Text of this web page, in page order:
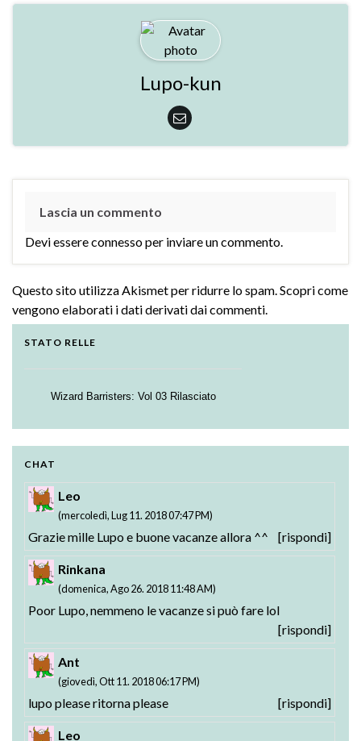
Lupo-kun
Lascia un commento
Devi essereconnessoper inviare un commento.
Questo sito utilizza Akismet per ridurre lo spam.Scopri come
vengono elaborati i dati derivati dai commenti.
STATO RELLE
Wizard Barristers: Vol 03 Rilasciato
Strike the Blood - Valkyria no Oukoku-hen:
CHAT
Leo
(mercoledì, Lug 11. 2018 07:47 PM)
Grazie mille Lupo e buone vacanze allora ^^ [rispondi]
Rinkana
(domenica, Ago 26. 2018 11:48 AM)
Poor Lupo, nemmeno le vacanze si può fare lol
[rispondi]
Ant
(giovedì, Ott 11. 2018 06:17 PM)
lupo please ritorna please [rispondi]
Leo